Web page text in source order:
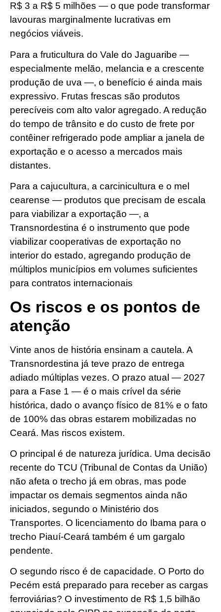
R$ 3 a R$ 5 milhões — o que pode transformar
lavouras marginalmente lucrativas em
negócios viáveis.
Para a fruticultura do Vale do Jaguaribe —
especialmente melão, melancia e a crescente
produção de uva —, o benefício é ainda mais
expressivo. Frutas frescas são produtos
perecíveis com alto valor agregado. A redução
do tempo de trânsito e do custo de frete por
contêiner refrigerado pode ampliar a janela de
exportação e o acesso a mercados mais
distantes.
Para a cajucultura, a carcinicultura e o mel
cearense — produtos que precisam de escala
para viabilizar a exportação —, a
Transnordestina é o instrumento que pode
viabilizar cooperativas de exportação no
interior do estado, agregando produção de
múltiplos municípios em volumes suficientes
para contratos internacionais
Os riscos e os pontos de
atenção
Vinte anos de história ensinam a cautela. A
Transnordestina já teve prazo de entrega
adiado múltiplas vezes. O prazo atual — 2027
para a Fase 1 — é o mais crível da série
histórica, dado o avanço físico de 81% e o fato
de 100% das obras estarem mobilizadas no
Ceará. Mas riscos existem.
O principal é de natureza jurídica. Uma decisão
recente do TCU (Tribunal de Contas da União)
não afeta o trecho já em obras, mas pode
impactar os demais segmentos ainda não
iniciados, segundo o Ministério dos
Transportes. O licenciamento do Ibama para o
trecho Piauí-Ceará também é um gargalo
pendente.
O segundo risco é de capacidade. O Porto do
Pecém está preparado para receber as cargas
ferroviárias? O investimento de R$ 1,5 bilhão